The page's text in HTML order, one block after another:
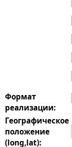
Формат
реализации:
Географическое
положение
(long,lat):